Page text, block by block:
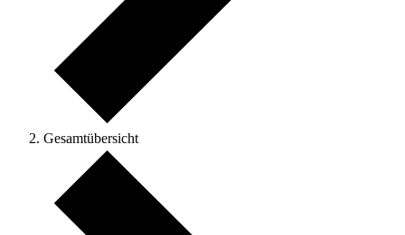
Gesamtübersicht